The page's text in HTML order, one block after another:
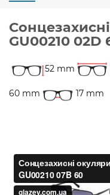
GU00210 02D
52 mm
60 mm 17 mm